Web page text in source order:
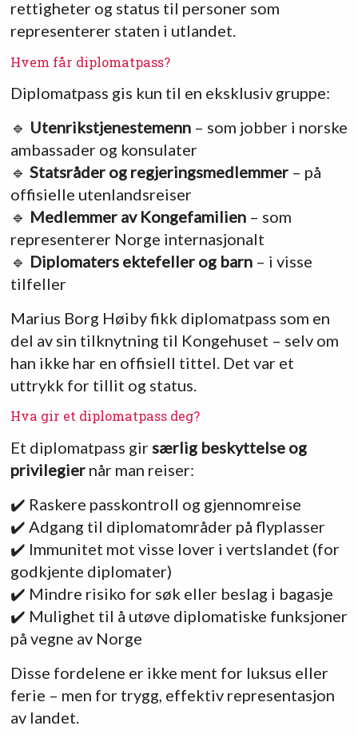
rettigheter og status til personer som
representerer staten i utlandet.
Hvem får diplomatpass?
Diplomatpass gis kun til en eksklusiv gruppe:
🔹 Utenrikstjenestemenn– som jobber i norske
ambassader og konsulater
🔹 Statsråder og regjeringsmedlemmer– på
offisielle utenlandsreiser
🔹 Medlemmer av Kongefamilien– som
representerer Norge internasjonalt
🔹 Diplomaters ektefeller og barn– i visse
tilfeller
Marius Borg Høiby fikk diplomatpass som en
del av sin tilknytning til Kongehuset – selv om
han ikke har en offisiell tittel. Det var et
uttrykk for tillit og status.
Hva gir et diplomatpass deg?
Et diplomatpass gir særlig beskyttelse og
privilegiernår man reiser:
✔️ Raskere passkontroll og gjennomreise
✔️ Adgang til diplomatområder på flyplasser
✔️ Immunitet mot visse lover i vertslandet (for
godkjente diplomater)
✔️ Mindre risiko for søk eller beslag i bagasje
✔️ Mulighet til å utøve diplomatiske funksjoner
på vegne av Norge
Disse fordelene er ikke ment for luksus eller
ferie – men for trygg, effektiv representasjon
av landet.